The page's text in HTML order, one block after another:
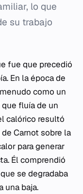
lo que
su trabajo
fue que precedió
En la época de
como un
fluía de un
calórico resultó
Carnot sobre la
para generar
Él comprendió
se degradaba
una baja.